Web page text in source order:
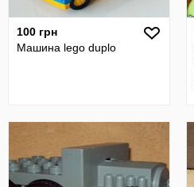
100 грн
Машина lego duplo